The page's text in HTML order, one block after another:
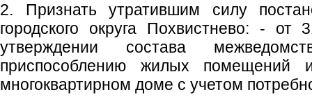
2. Признать утратившим силу
городского округа Похвистнево: -
утверждении состава
приспособлению жилых
многоквартирном доме с учетом